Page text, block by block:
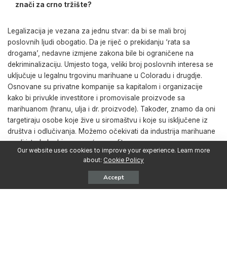
znači za crno tržište?
Legalizacija je vezana za jednu stvar: da bi se mali broj
poslovnih ljudi obogatio. Da je riječ o prekidanju ‘rata sa
drogama’, nedavne izmjene zakona bile bi ograničene na
dekriminalizaciju. Umjesto toga, veliki broj poslovnih interesa se
uključuje u legalnu trgovinu marihuane u Coloradu i drugdje.
Osnovane su privatne kompanije sa kapitalom i organizacije
kako bi privukle investitore i promovisale proizvode sa
marihuanom (hranu, ulja i dr. proizvode). Također, znamo da oni
targetiraju osobe koje žive u siromaštvu i koje su isključene iz
društva i odlučivanja. Možemo očekivati da industrija marihuane
uradi isto kako bi se povećao profit.
glavni izvor profita. Osim toga, uz oporezovanu legalnu
marihuanu dostupnu samo odraslima, crno tržište će nastaviti da
Our website uses cookies to improve your experience. Learn more
about: Cookie Policy
Accept